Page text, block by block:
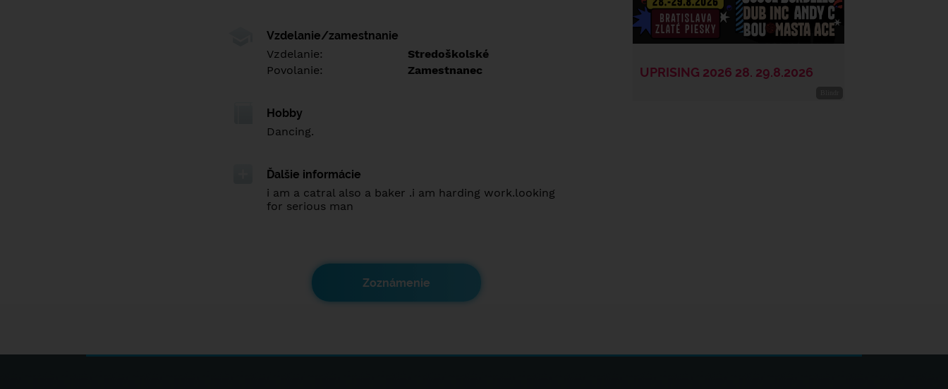
Vzdelanie/zamestnanie
Vzdelanie:
Stredoškolské
Povolanie:
Zamestnanec
Hobby
Dancing.
Ďalšie informácie
i am a catral also a baker .i am harding work.looking
for serious man
Zoznámenie